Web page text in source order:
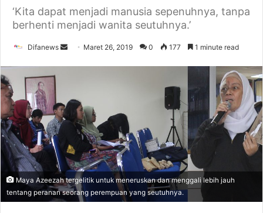
‘Kita dapat menjadi manusia sepenuhnya, tanpa
berhenti menjadi wanita seutuhnya.’
Difanews
Send Maret 26, 2019 0 177 1 minute read
Maya Azeezah tergelitik untuk meneruskan dan menggali lebih jauh
tentang peranan seorang perempuan yang seutuhnya.